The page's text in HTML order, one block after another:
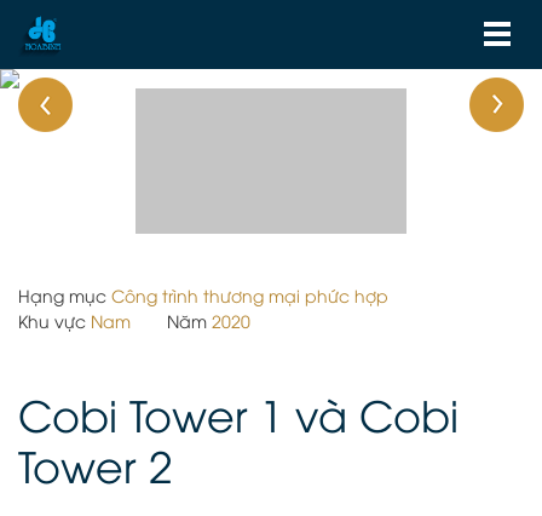
Hạng mục Công trình thương mại phức hợp
Khu vực Nam Năm 2020
Cobi Tower 1 và Cobi
Tower 2